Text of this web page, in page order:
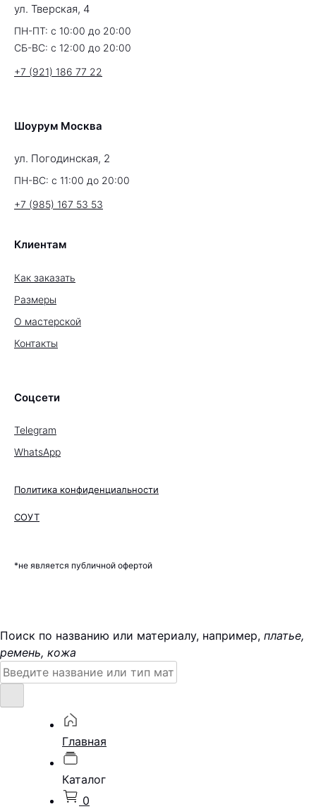
ул. Тверская, 4
ПН-ПТ: с 10:00 до 20:00
СБ-ВС: с 12:00 до 20:00
+7 (921) 186 77 22
Шоурум Москва
ул. Погодинская, 2
ПН-ВС: с 11:00 до 20:00
+7 (985) 167 53 53
Клиентам
Как заказать
Размеры
О мастерской
Контакты
Соцсети
Telegram
WhatsApp
Политика конфиденциальности
СОУТ
*не является публичной офертой
Поиск по названию или материалу, например, платье,
ремень, кожа
Поиск:
Главная
Каталог
0